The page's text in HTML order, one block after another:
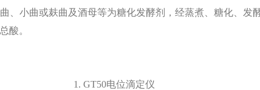
、小曲或麸曲及酒母等为糖化发酵剂，经蒸煮、糖化、发
酸。
1. GT50电位滴定仪